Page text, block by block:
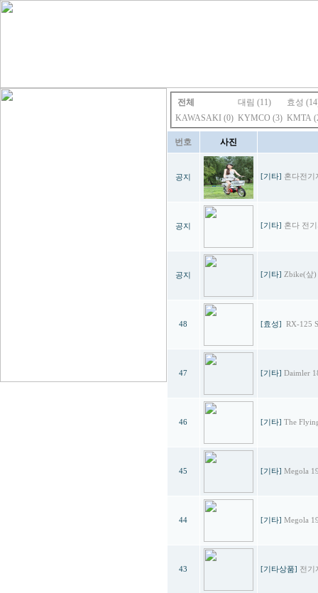
전체 대림 (11)
효성
KAWASAKI (0) KYMCO (3) KMTA
번호 사진
공지 [기타] 혼다전
공지 [기타] 혼다 전
공지 [기타] Zbike(
48 [효성] RX-125
47 [기타] Daimler
46 [기타] The
45 [기타] Megola
44 [기타] Megola
43 [기타상품] 전기